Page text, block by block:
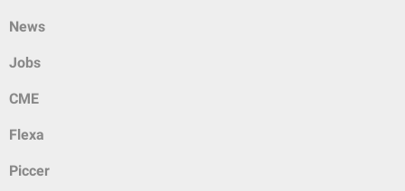
News
Jobs
CME
Flexa
Piccer